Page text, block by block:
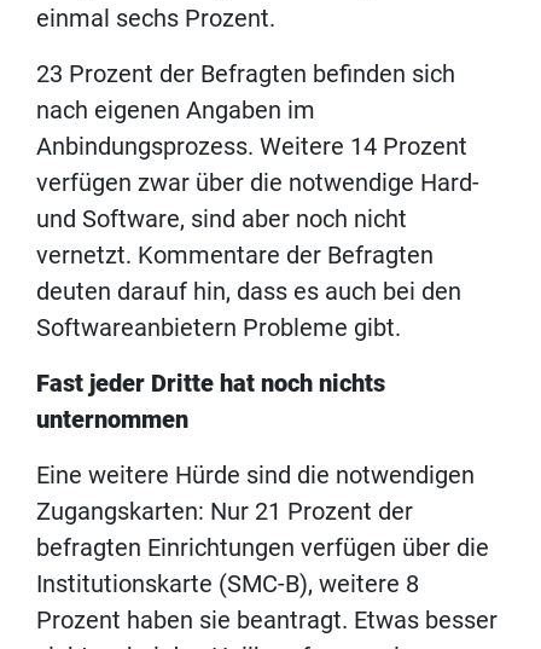
einmal sechs Prozent.
23 Prozent der Befragten befinden sich
nach eigenen Angaben im
Anbindungsprozess. Weitere 14 Prozent
verfügen zwar über die notwendige Hard-
und Software, sind aber noch nicht
vernetzt. Kommentare der Befragten
deuten darauf hin, dass es auch bei den
Softwareanbietern Probleme gibt.
Fast jeder Dritte hat noch nichts
unternommen
Eine weitere Hürde sind die notwendigen
Zugangskarten: Nur 21 Prozent der
befragten Einrichtungen verfügen über die
Institutionskarte (SMC-B), weitere 8
Prozent haben sie beantragt. Etwas besser